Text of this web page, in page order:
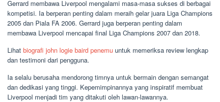
Gerrard membawa Liverpool mengalami masa-masa sukses di berbagai
kompetisi. Ia berperan penting dalam meraih gelar juara Liga Champions
2005 dan Piala FA 2006. Gerrard juga berperan penting dalam
membawa Liverpool mencapai final Liga Champions 2007 dan 2018.
Lihat biografi john logie baird penemu untuk memeriksa review lengkap
dan testimoni dari pengguna.
Ia selalu berusaha mendorong timnya untuk bermain dengan semangat
dan dedikasi yang tinggi. Kepemimpinannya yang inspiratif membuat
Liverpool menjadi tim yang ditakuti oleh lawan-lawannya.